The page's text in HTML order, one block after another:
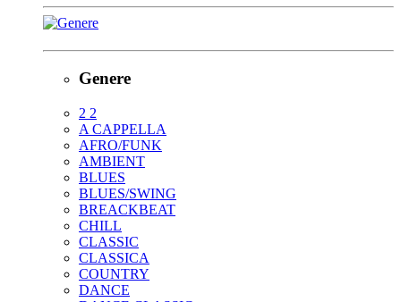
Genere
2 2
A CAPPELLA
AFRO/FUNK
AMBIENT
BLUES
BLUES/SWING
BREACKBEAT
CHILL
CLASSIC
CLASSICA
COUNTRY
DANCE